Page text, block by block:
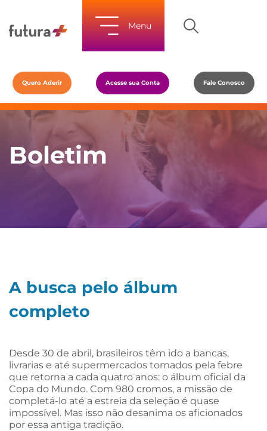
Menu
Quero Aderir Acesse sua Conta Fale Conosco
Boletim
A busca pelo álbum
completo
Desde 30 de abril, brasileiros têm ido a bancas,
livrarias e até supermercados tomados pela febre
que retorna a cada quatro anos: o álbum oficial da
Copa do Mundo. Com 980 cromos, a missão de
completá-lo até a estreia da seleção é quase
impossível. Mas isso não desanima os aficionados
por essa antiga tradição.